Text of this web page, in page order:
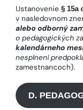
Ustanovenie § 15a
v nasledovnom
alebo odborný
o pedagogických
kalendárneho
nesplnení
zamestnancoch).
D.